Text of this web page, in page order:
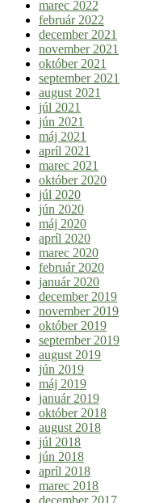
marec 2022
február 2022
december 2021
november 2021
október 2021
september 2021
august 2021
júl 2021
jún 2021
máj 2021
apríl 2021
marec 2021
október 2020
júl 2020
jún 2020
máj 2020
apríl 2020
marec 2020
február 2020
január 2020
december 2019
november 2019
október 2019
september 2019
august 2019
jún 2019
máj 2019
január 2019
október 2018
august 2018
júl 2018
jún 2018
apríl 2018
marec 2018
december 2017